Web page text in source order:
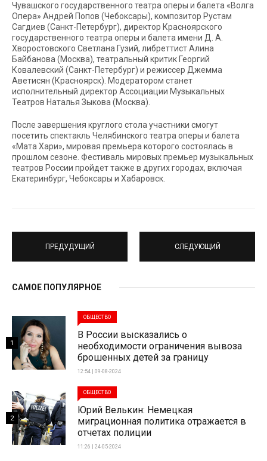
Чувашского государственного театра оперы и балета «Волга
Опера» Андрей Попов (Чебоксары), композитор Рустам
Сагдиев (Санкт-Петербург), директор Красноярского
государственного театра оперы и балета имени Д. А.
Хворостовского Светлана Гузий, либреттист Алина
Байбанова (Москва), театральный критик Георгий
Ковалевский (Санкт-Петербург) и режиссер Джемма
Аветисян (Красноярск). Модератором станет
исполнительный директор Ассоциации Музыкальных
Театров Наталья Зыкова (Москва).
После завершения круглого стола участники смогут
посетить спектакль Челябинского театра оперы и балета
«Мата Хари», мировая премьера которого состоялась в
прошлом сезоне. Фестиваль мировых премьер музыкальных
театров России пройдет также в других городах, включая
Екатеринбург, Чебоксары и Хабаровск.
ПРЕДУДУЩИЙ СЛЕДУЮЩИЙ
САМОЕ ПОПУЛЯРНОЕ
ОБЩЕСТВО
В России высказались о
необходимости ограничения вывоза
брошенных детей за границу
12:54 | 09-08-2024
1
ОБЩЕСТВО
Юрий Велькин: Немецкая
миграционная политика отражается в
отчетах полиции
11:26 | 24-05-2024
2